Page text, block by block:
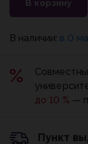
В корзину
В наличии: в 0
до 10 % —
Пункт